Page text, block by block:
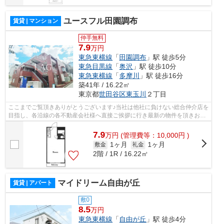
賃貸 | マンション ユースフル田園調布
仲手無料
7.9万円
東急東横線 「田園調布 」駅 徒歩5分
東急目黒線 「奥沢 」駅 徒歩10分
東急東横線 「多摩川 」駅 徒歩16分
築41年 / 16.22㎡
東京都世田谷区東玉川 ２丁目
ここまでご覧頂きありがとうございます♪当社は他社に負けない総合仲介店を
目指し、各沿線の各不動産会社様へ直接ご挨拶に行き最新の物件を頂きお客
様へ提供しております！最新の情報は...
7.9万円 (管理費等：10,000円 )
敷金 1ヶ月 礼金
1ヶ月
2階 / 1R / 16.22㎡
賃貸 | アパート マイドリーム自由が丘
敷0
8.5万円
東急東横線 「 自由が丘 」駅 徒歩4分